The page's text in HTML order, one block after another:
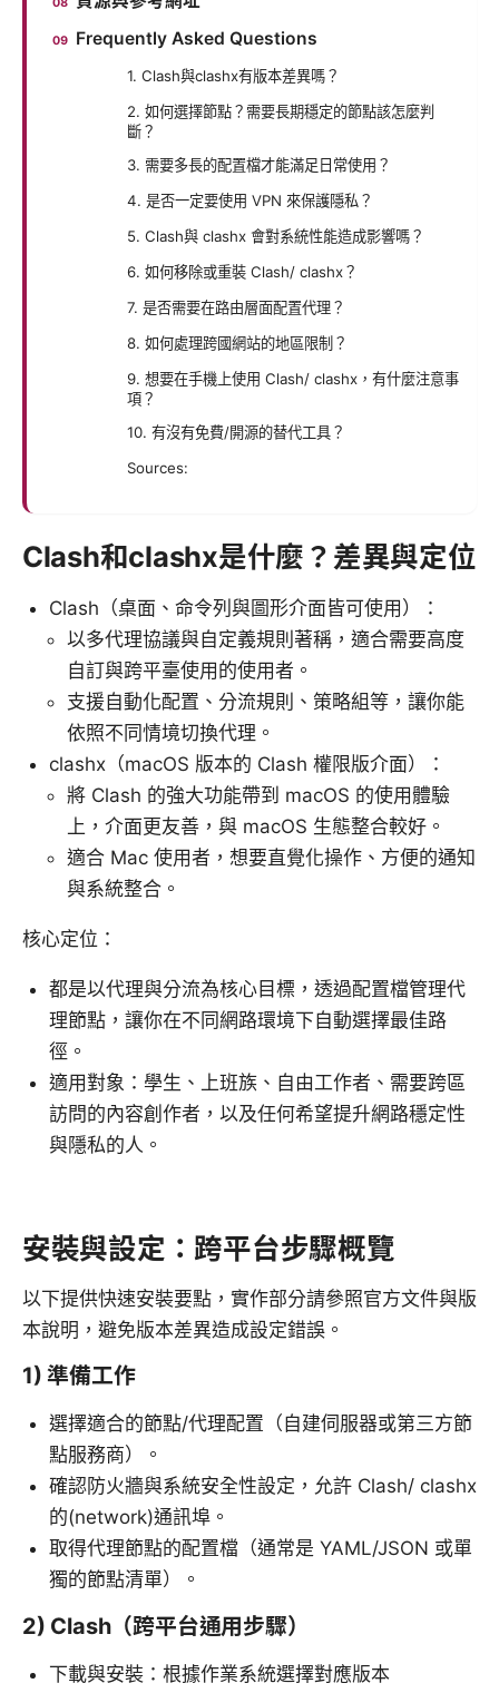
Frequently Asked Questions
1. Clash與clashx有版本差異嗎？
2. 如何選擇節點？需要長期穩定的節點該怎麼判
斷？
3. 需要多長的配置檔才能滿足日常使用？
4. 是否一定要使用 VPN 來保護隱私？
5. Clash與 clashx 會對系統性能造成影響嗎？
6. 如何移除或重裝 Clash/ clashx？
7. 是否需要在路由層面配置代理？
8. 如何處理跨國網站的地區限制？
9. 想要在手機上使用 Clash/ clashx，有什麼注意事
項？
10. 有沒有免費/開源的替代工具？
Sources:
Clash和clashx是什麼？差異與定位
Clash（桌面、命令列與圖形介面皆可使用）：
以多代理協議與自定義規則著稱，適合需要高度
自訂與跨平臺使用的使用者。
支援自動化配置、分流規則、策略組等，讓你能
依照不同情境切換代理。
clashx（macOS 版本的 Clash 權限版介面）：
將 Clash 的強大功能帶到 macOS 的使用體驗
上，介面更友善，與 macOS 生態整合較好。
適合 Mac 使用者，想要直覺化操作、方便的通知
與系統整合。
核心定位：
都是以代理與分流為核心目標，透過配置檔管理代
理節點，讓你在不同網路環境下自動選擇最佳路
徑。
適用對象：學生、上班族、自由工作者、需要跨區
訪問的內容創作者，以及任何希望提升網路穩定性
與隱私的人。
安裝與設定：跨平台步驟概覽
以下提供快速安裝要點，實作部分請參照官方文件與版
本說明，避免版本差異造成設定錯誤。
1) 準備工作
選擇適合的節點/代理配置（自建伺服器或第三方節
點服務商）。
確認防火牆與系統安全性設定，允許 Clash/ clashx
的(network)通訊埠。
取得代理節點的配置檔（通常是 YAML/JSON 或單
獨的節點清單）。
2) Clash（跨平台通用步驟）
下載與安裝：根據作業系統選擇對應版本